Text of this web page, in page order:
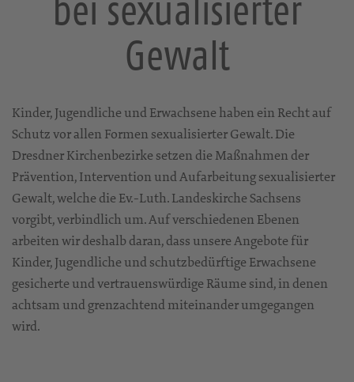
bei sexualisierter
Gewalt
Kinder, Jugendliche und Erwachsene haben ein Recht auf
Schutz vor allen Formen sexualisierter Gewalt. Die
Dresdner Kirchenbezirke setzen die Maßnahmen der
Prävention, Intervention und Aufarbeitung sexualisierter
Gewalt, welche die Ev.-Luth. Landeskirche Sachsens
vorgibt, verbindlich um. Auf verschiedenen Ebenen
arbeiten wir deshalb daran, dass unsere Angebote für
Kinder, Jugendliche und schutzbedürftige Erwachsene
gesicherte und vertrauenswürdige Räume sind, in denen
achtsam und grenzachtend miteinander umgegangen
wird.